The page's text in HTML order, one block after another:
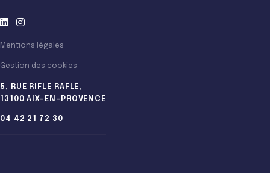
Mentions légales
Gestion des cookies
5, RUE RIFLE RAFLE,
13100 AIX-EN-PROVENCE
04 42 21 72 30